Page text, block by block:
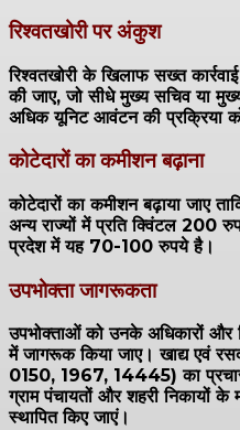
रिश्वतखोरी पर अंकुश
रिश्वतखोरी के खिलाफ सख्त
की जाए, जो सीधे मुख्य सचिव या
अधिक यूनिट आवंटन की प्रक्रिया को
कोटेदारों का कमीशन बढ़ाना
कोटेदारों का कमीशन बढ़ाया जाए
अन्य राज्यों में प्रति क्विंटल 200
प्रदेश में यह 70-100 रुपये है।
उपभोक्ता जागरूकता
उपभोक्ताओं को उनके अधिकारों और
में जागरूक किया जाए। खाद्य एवं
0150, 1967, 14445) का
ग्राम पंचायतों और शहरी निकायों के
स्थापित किए जाएं।